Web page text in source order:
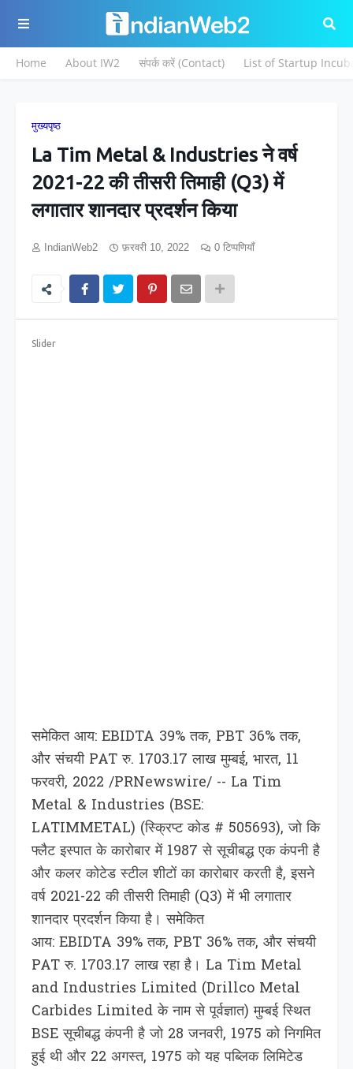
Home About IW2 संपर्क करें (Contact) List of Startup
मुख्यपृष्ठ
La Tim Metal & Industries ने वर्ष
2021-22 की तीसरी तिमाही (Q3) में
लगातार शानदार प्रदर्शन किया
IndianWeb2 फ़रवरी 10, 2022 0 टिप्पणियाँ
Slider
समेकित आय: EBIDTA 39% तक, PBT 36% तक,
और संचयी PAT रु. 1703.17 लाख मुम्बई, भारत, 11
फरवरी, 2022 /PRNewswire/ -- La Tim
Metal & Industries (BSE:
LATIMMETAL) (स्क्रिप्ट कोड # 505693), जो कि
फ्लैट इस्पात के कारोबार में 1987 से सूचीबद्ध एक कंपनी है
और कलर कोटेड स्टील शीटों का कारोबार करती है, इसने
वर्ष 2021-22 की तीसरी तिमाही (Q3) में भी लगातार
शानदार प्रदर्शन किया है। समेकित
आय: EBIDTA 39% तक, PBT 36% तक, और संचयी
PAT रु. 1703.17 लाख रहा है। La Tim Metal
and Industries Limited (Drillco Metal
Carbides Limited के नाम से पूर्वज्ञात) मुम्बई स्थित
BSE सूचीबद्ध कंपनी है जो 28 जनवरी, 1975 को निगमित
हुई थी और 22 अगस्त, 1975 को यह पब्लिक लिमिटेड